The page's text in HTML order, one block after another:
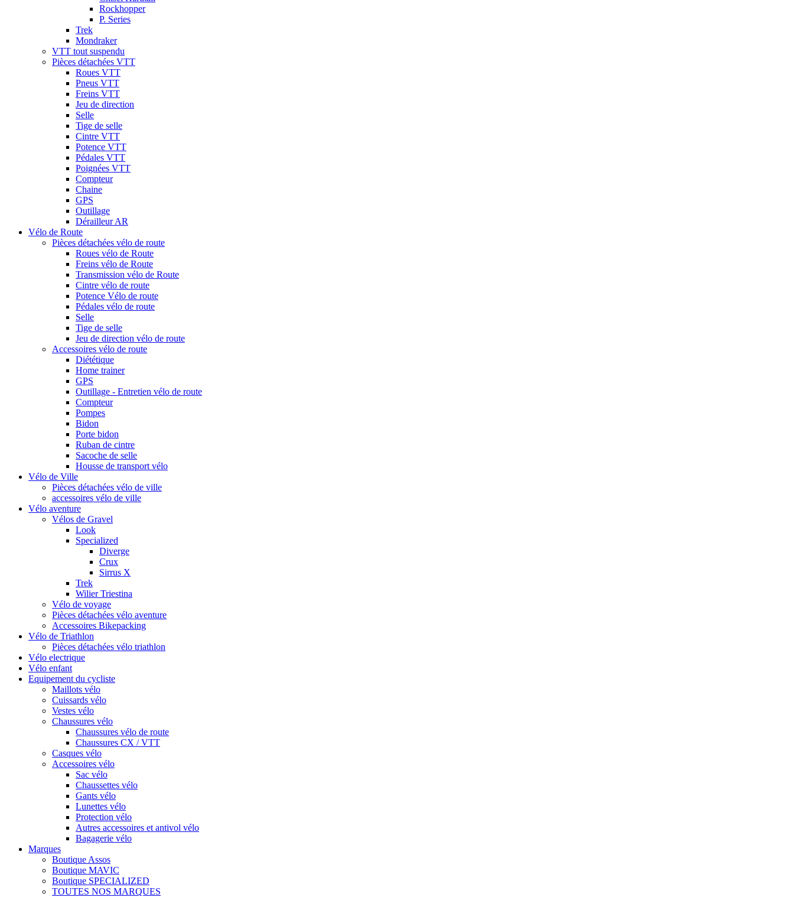
Rockhopper
P. Series
Trek
Mondraker
VTT tout suspendu
Pièces détachées VTT
Roues VTT
Pneus VTT
Freins VTT
Jeu de direction
Selle
Tige de selle
Cintre VTT
Potence VTT
Pédales VTT
Poignées VTT
Compteur
Chaine
GPS
Outillage
Dérailleur AR
Vélo de Route
Pièces détachées vélo de route
Roues vélo de Route
Freins vélo de Route
Transmission vélo de Route
Cintre vélo de route
Potence Vélo de route
Pédales vélo de route
Selle
Tige de selle
Jeu de direction vélo de route
Accessoires vélo de route
Diététique
Home trainer
GPS
Outillage - Entretien vélo de route
Compteur
Pompes
Bidon
Porte bidon
Ruban de cintre
Sacoche de selle
Housse de transport vélo
Vélo de Ville
Pièces détachées vélo de ville
accessoires vélo de ville
Vélo aventure
Vélos de Gravel
Look
Specialized
Diverge
Crux
Sirrus X
Trek
Wilier Triestina
Vélo de voyage
Pièces détachées vélo aventure
Accessoires Bikepacking
Vélo de Triathlon
Pièces détachées vélo triathlon
Vélo electrique
Vélo enfant
Equipement du cycliste
Maillots vélo
Cuissards vélo
Vestes vélo
Chaussures vélo
Chaussures vélo de route
Chaussures CX / VTT
Casques vélo
Accessoires vélo
Sac vélo
Chaussettes vélo
Gants vélo
Lunettes vélo
Protection vélo
Autres accessoires et antivol vélo
Bagagerie vélo
Marques
Boutique Assos
Boutique MAVIC
Boutique SPECIALIZED
TOUTES NOS MARQUES